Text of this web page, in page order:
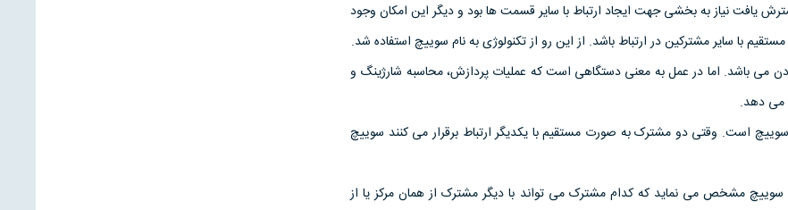
يافت نياز به بخشی جهت ايجاد ارتباط با ساير قسمت ها بود و ديگر اين امکان وجود
با ساير مشترکين در ارتباط باشد. از اين رو از تکنولوژی به نام سوييچ استفاده شد.
می باشد. اما در عمل به معنی دستگاهی است که عمليات پردازش، محاسبه شارژينگ و
می دهد.
سوييچ است. وقتی دو مشترک به صورت مستقيم با يکديگر ارتباط برقرار می کنند سوييچ
مشخص می نمايد که کدام مشترک می تواند با ديگر مشترک از همان مرکز يا از